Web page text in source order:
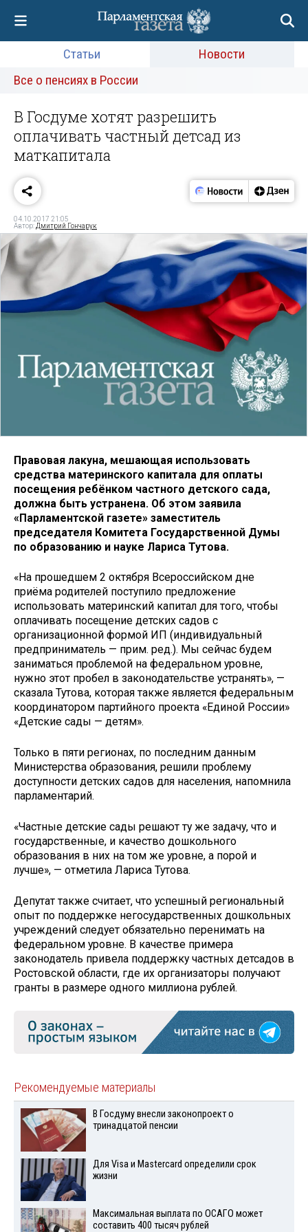
Статьи
Новости
Все о пенсиях в России
В Госдуме хотят разрешить
оплачивать частный детсад из
маткапитала
04.10.2017 21:05
Автор: Дмитрий Гончарук
Правовая лакуна, мешающая использовать
средства материнского капитала для оплаты
посещения ребёнком частного детского сада,
должна быть устранена. Об этом заявила
«Парламентской газете» заместитель
председателя Комитета Государственной Думы
по образованию и науке Лариса Тутова.
«На прошедшем 2 октября Всероссийском дне
приёма родителей поступило предложение
использовать материнский капитал для того, чтобы
оплачивать посещение детских садов с
организационной формой ИП (индивидуальный
предприниматель — прим. ред.). Мы сейчас будем
заниматься проблемой на федеральном уровне,
нужно этот пробел в законодательстве устранять», —
сказала Тутова, которая также является федеральным
координатором партийного проекта «Единой России»
«Детские сады — детям».
Только в пяти регионах, по последним данным
Министерства образования, решили проблему
доступности детских садов для населения, напомнила
парламентарий.
«Частные детские сады решают ту же задачу, что и
государственные, и качество дошкольного
образования в них на том же уровне, а порой и
лучше», — отметила Лариса Тутова.
Депутат также считает, что успешный региональный
опыт по поддержке негосударственных дошкольных
учреждений следует обязательно перенимать на
федеральном уровне. В качестве примера
законодатель привела поддержку частных детсадов в
Ростовской области, где их организаторы получают
гранты в размере одного миллиона рублей.
Рекомендуемые материалы
В Госдуму внесли законопроект о
тринадцатой пенсии
Для Visа и Mastercard определили срок
жизни
Максимальная выплата по ОСАГО может
составить 400 тысяч рублей